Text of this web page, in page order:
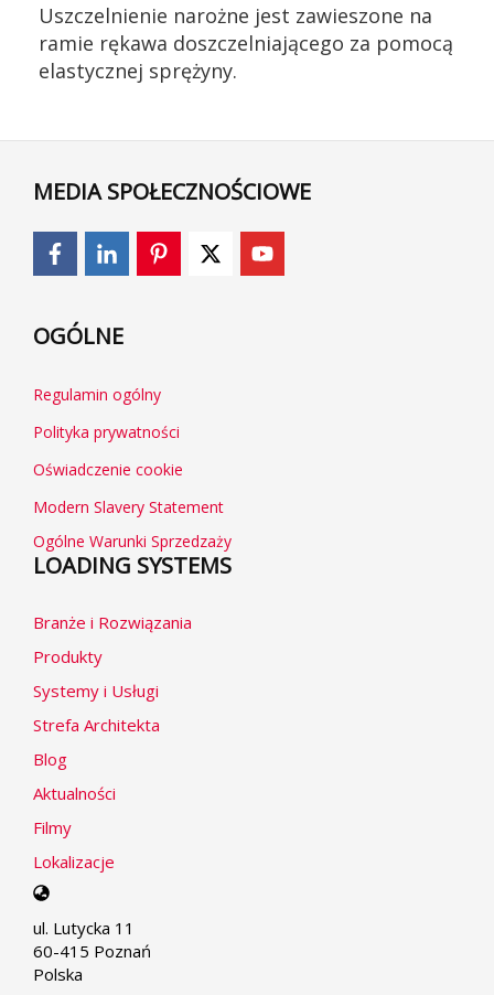
Uszczelnienie narożne jest zawieszone na
ramie rękawa doszczelniającego za pomocą
elastycznej sprężyny.
MEDIA SPOŁECZNOŚCIOWE
OGÓLNE
Regulamin ogólny
Polityka prywatności
Oświadczenie cookie
Modern Slavery Statement
Ogólne Warunki Sprzedzaży
LOADING SYSTEMS
Branże i Rozwiązania
Produkty
Systemy i Usługi
Strefa Architekta
Blog
Aktualności
Filmy
Lokalizacje
Select
language
ul. Lutycka 11
60-415 Poznań
Polska